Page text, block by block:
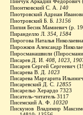
Пинчук Аркадий Федорович
Пионтковский С. А. 140
Пиотровский Адриан
Пиотровский Б. Б. 13156
Пипия Бесик Мамиевич (р.
Пиранделло Л. 354, 1584
Пирогова Наталья
Пирожков Александр
Пиросманашвили
Писарев Д. И. 408, 1023,
Писарев Сергей Сергеевич
Писарева В. Д. 1023
Писарева Маргарита
Писаревский Д. С. 12855
Писарельо Херардо 7323
Писатель-читатель 3117
Писемский А. Ф. 10320
Пискунов Владимир